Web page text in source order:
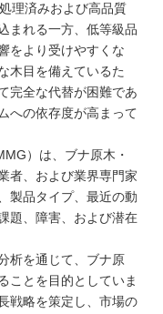
理済みおよび高品質
まれる一方、低等級品
をより受けやすくな
木目を備えているた
完全な代替が困難であ
への依存度が高まって
）は、ブナ原木・
者、および業界専門家
製品タイプ、最近の動
題、障害、および潜在
析を通じて、ブナ原
ことを目的としていま
戦略を策定し、市場の